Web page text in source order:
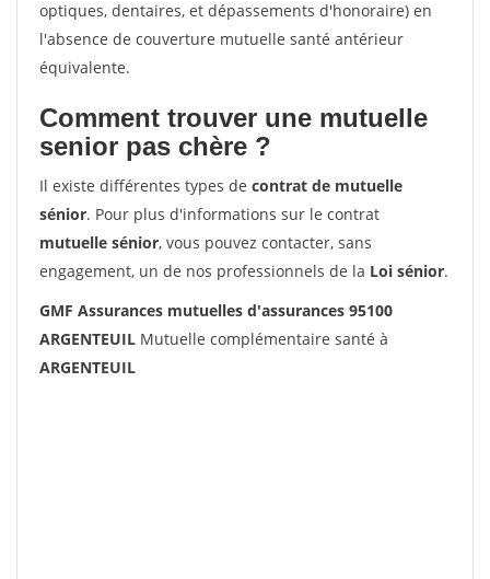
optiques, dentaires, et dépassements d'honoraire) en
l'absence de couverture mutuelle santé antérieur
équivalente.
Comment trouver une mutuelle
senior pas chère ?
Il existe différentes types de contrat de mutuelle
sénior. Pour plus d'informations sur le contrat
mutuelle sénior, vous pouvez contacter, sans
engagement, un de nos professionnels de la Loi sénior.
GMF Assurances mutuelles d'assurances 95100
ARGENTEUIL Mutuelle complémentaire santé à
ARGENTEUIL